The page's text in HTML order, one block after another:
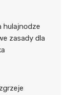
hulajnodze
zasady dla